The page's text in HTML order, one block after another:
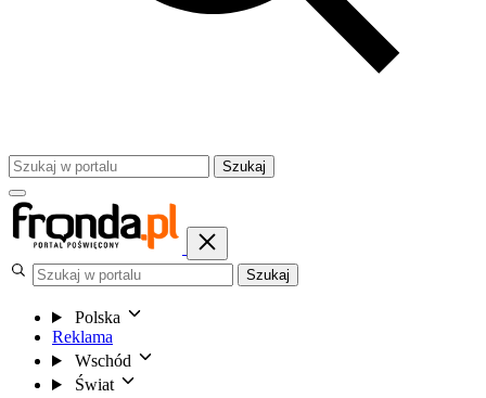
Szukaj
Szukaj
Polska
Reklama
Wschód
Świat